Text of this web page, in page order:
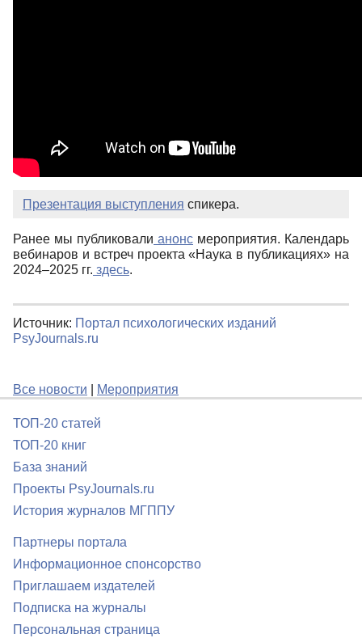
Презентация выступления спикера.
Ранее мы публиковали анонс мероприятия. Календарь
вебинаров и встреч проекта «Наука в публикациях» на
2024–2025 гг. здесь.
Источник: Портал психологических изданий
PsyJournals.ru
Все новости Мероприятия
ТОП-20 статей
ТОП-20 книг
База знаний
Проекты PsyJournals.ru
История журналов МГППУ
Партнеры портала
Информационное спонсорство
Приглашаем издателей
Подписка на журналы
Персональная страница